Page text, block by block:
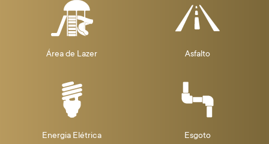
Área de Lazer Asfalto
Energia Elétrica Esgoto